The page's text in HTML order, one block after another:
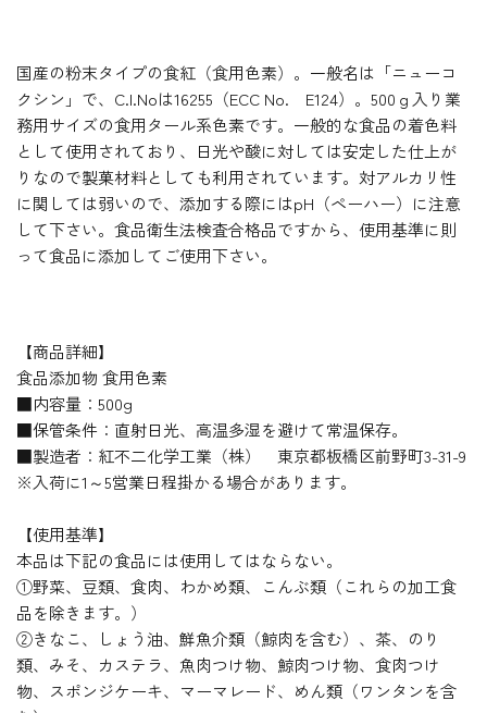
国産の粉末タイプの食紅（食用色素）。一般名は「ニューコ
クシン」で、C.I.Noは16255（ECC No. E124）。500ｇ入り業
務用サイズの食用タール系色素です。一般的な食品の着色料
として使用されており、日光や酸に対しては安定した仕上が
りなので製菓材料としても利用されています。対アルカリ性
に関しては弱いので、添加する際にはpH（ペーハー）に注意
して下さい。食品衛生法検査合格品ですから、使用基準に則
って食品に添加してご使用下さい。
【商品詳細】
食品添加物 食用色素
■内容量：500g
■保管条件：直射日光、高温多湿を避けて常温保存。
■製造者：紅不二化学工業（株） 東京都板橋区前野町3-31-9
※入荷に1～5営業日程掛かる場合があります。
【使用基準】
本品は下記の食品には使用してはならない。
①野菜、豆類、食肉、わかめ類、こんぶ類（これらの加工食
品を除きます。）
②きなこ、しょう油、鮮魚介類（鯨肉を含む）、茶、のり
類、みそ、カステラ、魚肉つけ物、鯨肉つけ物、食肉つけ
物、スポンジケーキ、マーマレード、めん類（ワンタンを含